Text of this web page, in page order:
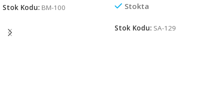
Stok Kodu: BM-100 Stokta
Stok Kodu: SA-129